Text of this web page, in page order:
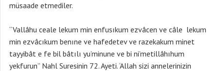
müsaade etmediler.
“Vallâhu ceale lekum min enfusıkum ezvâcen ve câle lekum
min ezvâcıkum benıne ve hafedetev ve razekakum minet
tayyibât e fe bil bâtılı yu’minune ve bi ni’metillâhıhum
yekfurun” Nahl Suresinin 72. Ayeti. ‘Allah sizi annelerinizin